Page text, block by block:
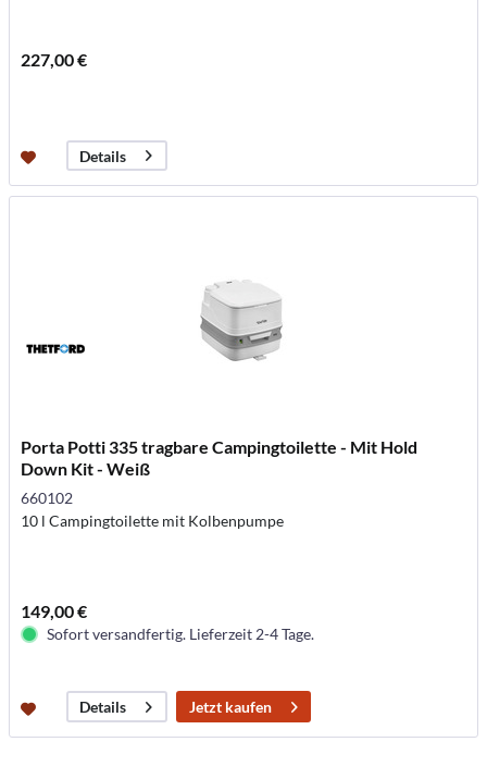
227,00 €
Details
Porta Potti 335 tragbare Campingtoilette - Mit Hold
Down Kit - Weiß
660102
10 l Campingtoilette mit Kolbenpumpe
149,00 €
Sofort versandfertig. Lieferzeit 2-4 Tage.
Details Jetzt kaufen